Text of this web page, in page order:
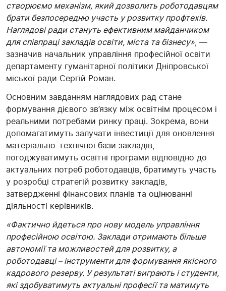
створюємо механізм, який дозволить роботодавцям
брати безпосередню участь у розвитку профтехів.
Наглядові ради стануть ефективним майданчиком
для співпраці закладів освіти, міста та бізнесу», —
зазначив начальник управління професійної освіти
департаменту гуманітарної політики Дніпровської
міської ради Сергій Роман.
Основним завданням наглядових рад стане
формування дієвого зв’язку між освітнім процесом і
реальними потребами ринку праці. Зокрема, вони
допомагатимуть залучати інвестиції для оновлення
матеріально-технічної бази закладів,
погоджуватимуть освітні програми відповідно до
актуальних потреб роботодавців, братимуть участь
у розробці стратегій розвитку закладів,
затвердженні фінансових планів та оцінюванні
діяльності керівників.
«Фактично йдеться про нову модель управління
професійною освітою. Заклади отримають більше
автономії та можливостей для розвитку, а
роботодавці – інструменти для формування якісного
кадрового резерву. У результаті виграють і студенти,
які здобуватимуть актуальні професії та матимуть